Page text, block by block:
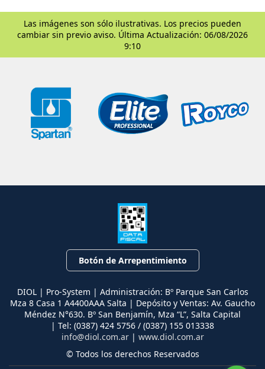
Las imágenes son sólo ilustrativas. Los precios pueden
cambiar sin previo aviso. Última Actualización: 06/08/2026
9:10
Botón de Arrepentimiento
DIOL | Pro-System | Administración: Bº Parque San Carlos
Mza 8 Casa 1 A4400AAA Salta | Depósito y Ventas: Av. Gaucho
Méndez N°630. Bº San Benjamín, Mza “L”, Salta Capital
| Tel: (0387) 424 5756 / (0387) 155 013338
info@diol.com.ar| www.diol.com.ar
© Todos los derechos Reservados